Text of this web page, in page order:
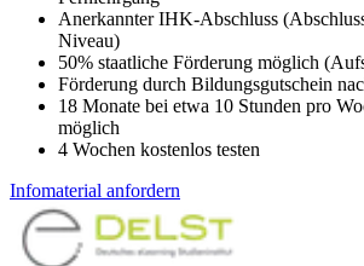
Anerkannter IHK-Abschluss
Niveau)
50% staatliche Förderung möglich
Förderung durch Bildungsgutschein
18 Monate bei etwa 10 Stunden pro
möglich
4 Wochen kostenlos testen
Infomaterial anfordern